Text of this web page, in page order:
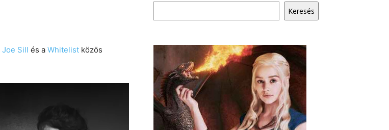
Joe Sill és a Whitelist közös
Keresés